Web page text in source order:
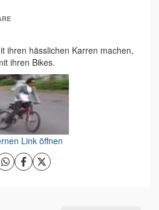
ihren hässlichen Karren machen,
ihren Bikes.
Link öffnen